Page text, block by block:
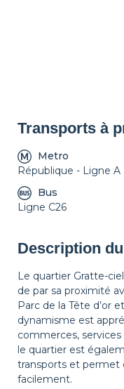
Transports à
Metro
République - Ligne A
Bus
Ligne C26
Description
Le quartier Gratte-
de par sa proximité
Parc de la Tête d’or
dynamisme est
commerces,
le quartier est
transports et permet
facilement.